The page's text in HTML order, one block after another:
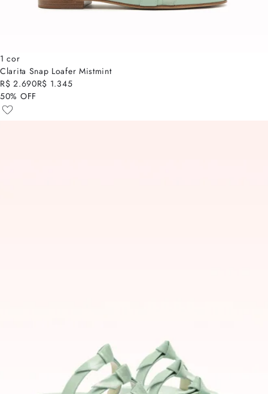
1 cor
Clarita Snap Loafer Mistmint
R$ 2.690R$ 1.345
50% OFF